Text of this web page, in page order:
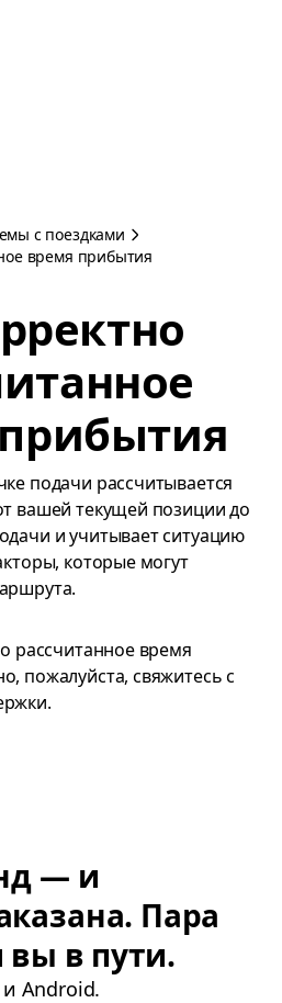
с поездками
время прибытия
подачи рассчитывается
вашей текущей позиции до
и учитывает ситуацию
которые могут
рассчитанное время
пожалуйста, свяжитесь с
— и
Пара
в пути.
и Android.